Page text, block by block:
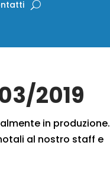
2019
in produzione.
al nostro staff e